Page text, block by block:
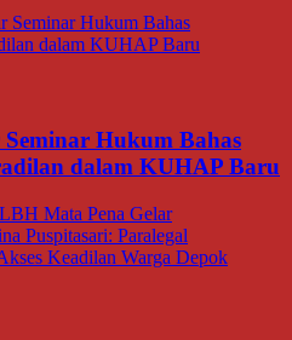
Hukum Bahas
dalam KUHAP Baru